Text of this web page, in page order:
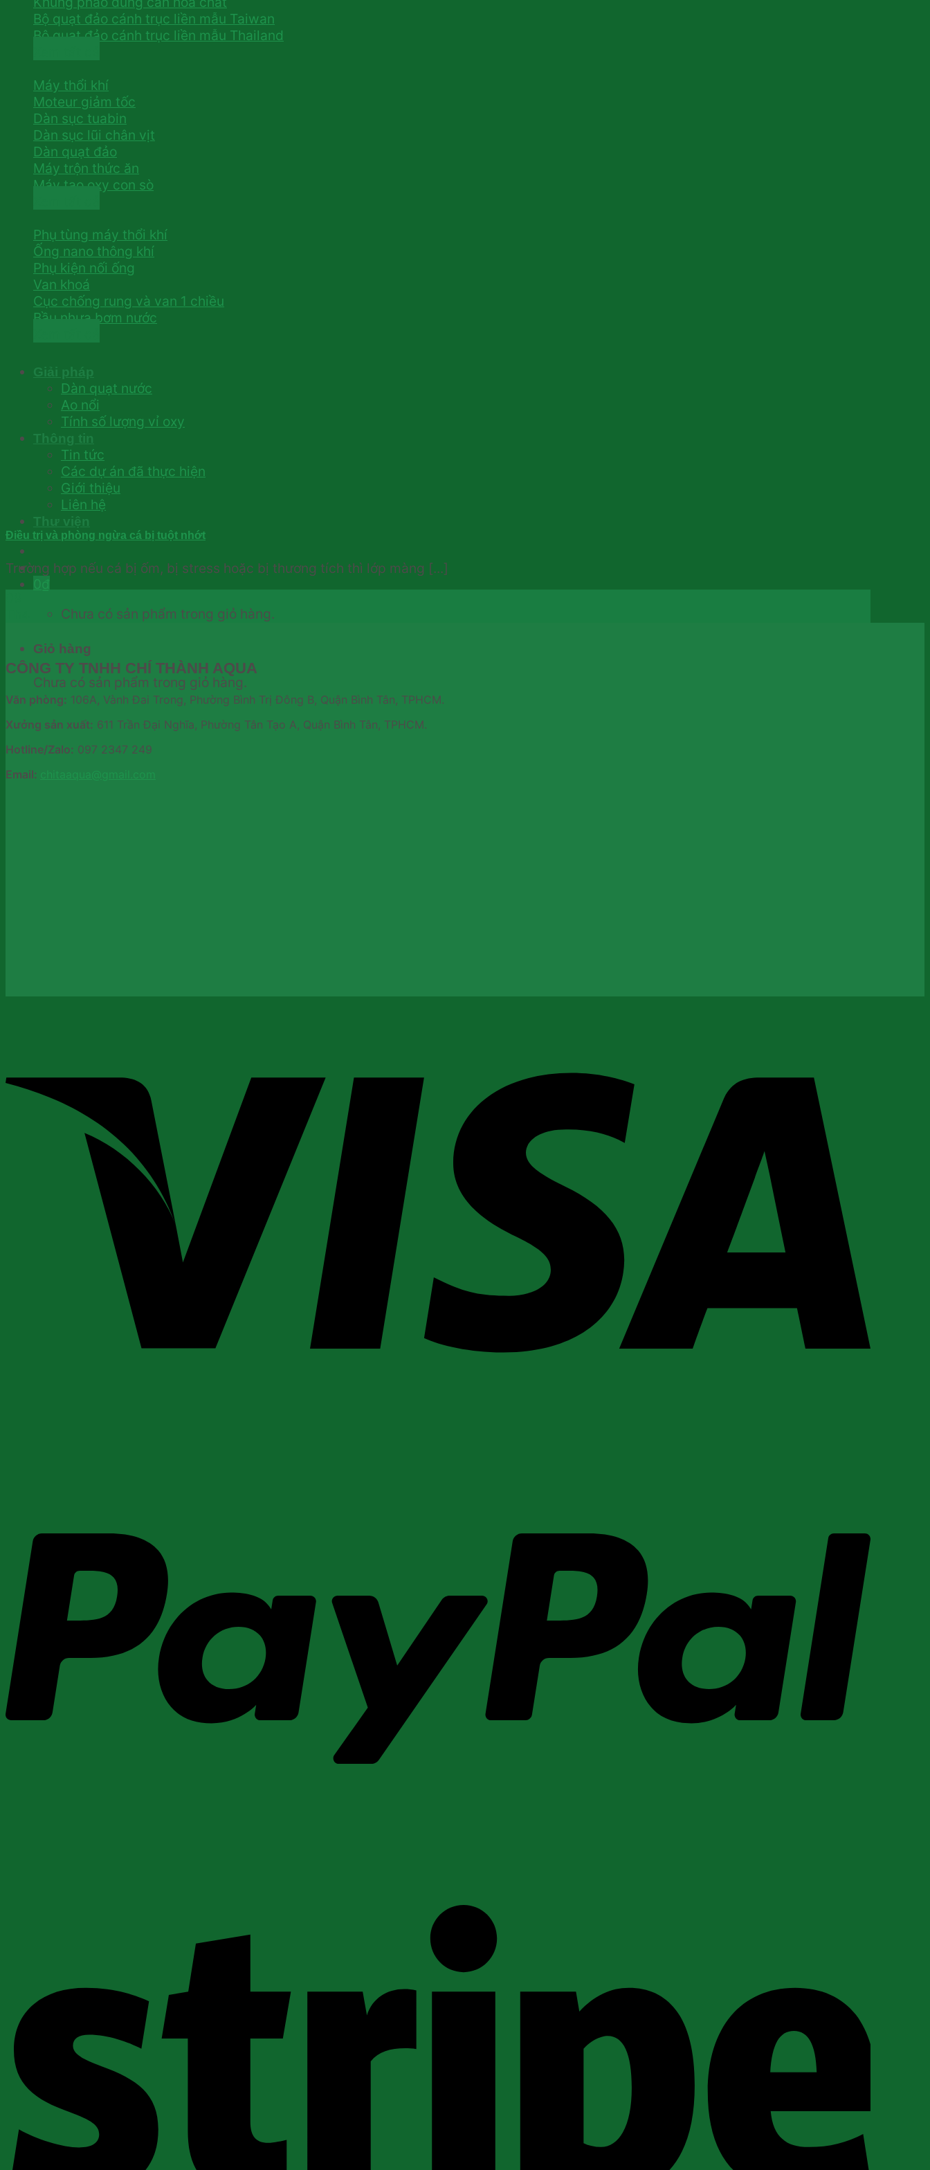
Bộ quạt đảo cánh trục liền mẫu Taiwan
Bộ quạt đảo cánh trục liền mẫu Thailand
Máy thổi khí
Moteur giảm tốc
Dàn sục tuabin
Dàn sục lũi chân vịt
Dàn quạt đảo
Máy trộn thức ăn
Máy tạo oxy con sò
Phụ tùng máy thổi khí
Ống nano thông khí
Phụ kiện nối ống
Van khoá
Cục chống rung và van 1 chiều
Bầu nhựa bơm nước
Giải pháp
Dàn quạt nước
Ao nổi
Tính số lượng vỉ oxy
Thông tin
Tin tức
Các dự án đã thực hiện
Giới thiệu
Liên hệ
Chưa có sản phẩm trong giỏ hàng.
Giỏ hàng
Chưa có sản phẩm trong giỏ hàng.
Điều trị và phòng ngừa cá bị tuột nhớt
Trường hợp nếu cá bị ốm, bị stress hoặc bị thương tích thì lớp màng [...]
CÔNG TY TNHH CHÍ THÀNH AQUA
Văn phòng: 106A, Vành Đai Trong, Phường Bình Trị Đông B, Quận Bình Tân, TPHCM.
Xưởng sản xuất: 611 Trần Đại Nghĩa, Phường Tân Tạo A, Quận Bình Tân, TPHCM.
Hotline/Zalo: 097 2347 249
Email: